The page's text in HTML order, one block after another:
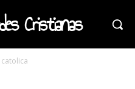
Cristianas